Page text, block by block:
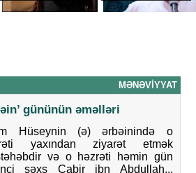
MƏNƏVIYYAT
gününün əməlləri
Hüseynin (ə) ərbəinində o
yaxından ziyarət etmək
və o həzrəti həmin gün
şəxs Cabir ibn Abdullah...